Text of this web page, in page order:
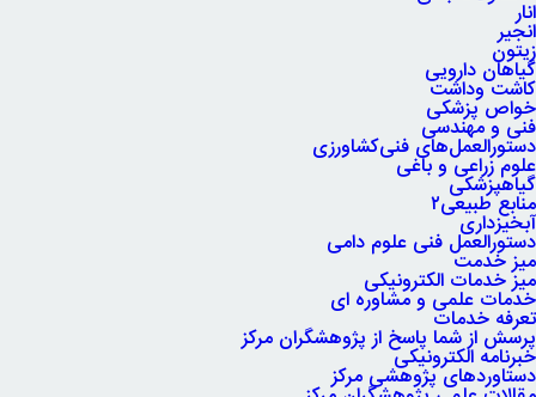
انار
انجیر
زیتون
گیاهان دارویی
کاشت وداشت
خواص پزشکی
فنی و مهندسی
دستورالعمل‌های فنی‌کشاورزی
علوم زراعی و باغی
گیاهپزشکی
منابع طبیعی۲
آبخیزداری
دستورالعمل فنی علوم دامی
میز خدمت
میز خدمات الکترونیکی
خدمات علمی و مشاوره ای
تعرفه خدمات
پرسش از شما پاسخ از پژوهشگران مرکز
خبرنامه الکترونیکی
دستاوردهای پژوهشی مرکز